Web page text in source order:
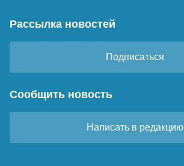
Рассылка новостей
Подписаться
Сообщить новость
Написать в редакцию